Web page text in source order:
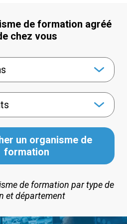
de formation agréé
chez vous
un organisme de
formation
de formation par type de
et département